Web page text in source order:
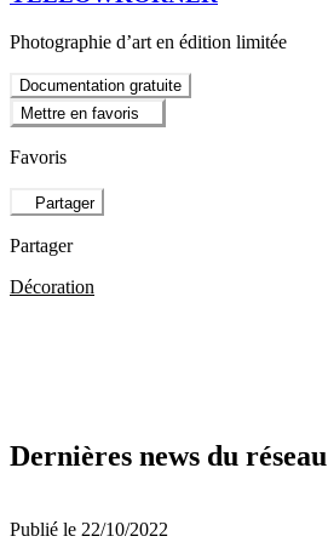
Photographie d’art en édition limitée
Documentation gratuite
Mettre en favoris
Favoris
Partager
Partager
Décoration
Dernières news du réseau
Publié le 22/10/2022